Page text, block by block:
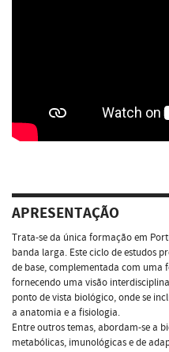
APRESENTAÇÃO
Trata-se da única formação em
banda larga. Este ciclo de estudos
de base, complementada com
fornecendo uma visão
ponto de vista biológico, onde se
a anatomia e a fisiologia.
Entre outros temas, abordam-se a
metabólicas, imunológicas e de